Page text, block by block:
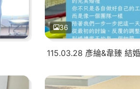
36
115.03.28 彥綸&韋臻 結